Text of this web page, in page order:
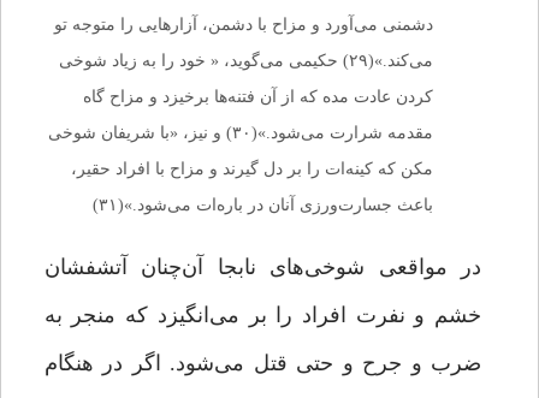
دشمنی می‌آورد و مزاح با دشمن، آزارهایی را متوجه تو
می‌کند.»(۲۹) حکیمی می‌گوید، « خود را به زیاد شوخی
کردن عادت مده که از آن فتنه‌ها برخیزد و مزاح گاه
مقدمه شرارت می‌شود.»(۳۰) و نیز، «با شریفان شوخی
مکن که کینه‌ات را بر دل گیرند و مزاح با افراد حقیر،
باعث جسارت‌ورزی آنان در باره‌ات می‌شود.»(۳۱)
در مواقعی شوخی‌های نابجا آن‌چنان آتشفشان
خشم و نفرت افراد را بر می‌انگیزد که منجر به
ضرب و جرح و حتی قتل می‌شود. اگر در هنگام